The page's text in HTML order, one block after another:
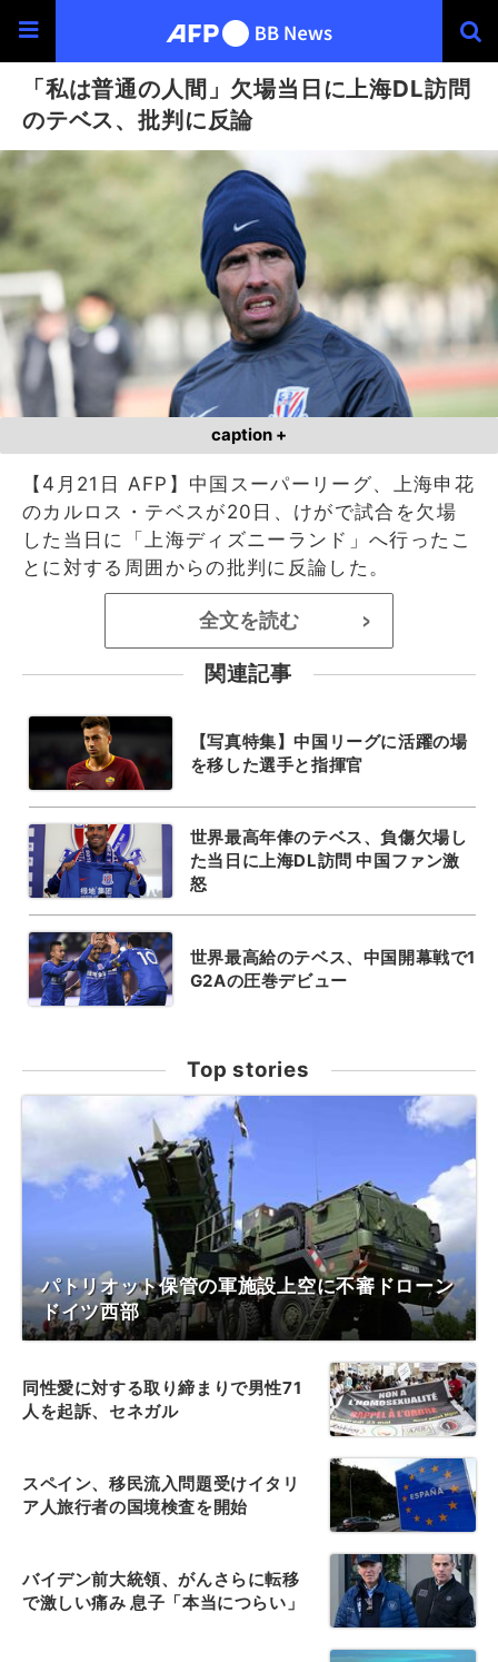
「私は普通の人間」欠場当日に上海DL訪問
のテベス、批判に反論
caption +
【4月21日 AFP】中国スーパーリーグ、上海申花
のカルロス・テベスが20日、けがで試合を欠場
した当日に「上海ディズニーランド」へ行ったこ
とに対する周囲からの批判に反論した。
全文を読む >
関連記事
【写真特集】中国リーグに活躍の場
を移した選手と指揮官
世界最高年俸のテベス、負傷欠場し
た当日に上海DL訪問 中国ファン激
怒
世界最高給のテベス、中国開幕戦で1
G2Aの圧巻デビュー
Top stories
パトリオット保管の軍施設上空に不審ドローン
ドイツ西部
同性愛に対する取り締まりで男性71
人を起訴、セネガル
スペイン、移民流入問題受けイタリ
ア人旅行者の国境検査を開始
バイデン前大統領、がんさらに転移
で激しい痛み 息子「本当につらい」